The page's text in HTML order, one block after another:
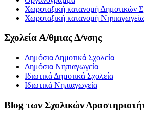
Χωροταξική κατανομή Δημοτικών
Χωροταξική κατανομή
Σχολεία Α/θμιας Δ/νσης
Δημόσια Δημοτικά Σχολεία
Δημόσια Νηπιαγωγεία
Ιδιωτικά Δημοτικά Σχολεία
Ιδιωτικά Νηπιαγωγεία
Blog των Σχολικών